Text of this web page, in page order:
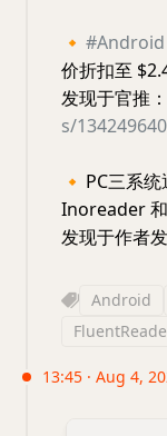
🔸 #Android
价折扣至
发现于官推：
s/
🔸 PC三系
Inoreader 和
发现于作者发
Android
13:45 · Aug 4,